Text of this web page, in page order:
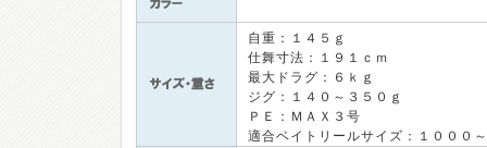
自重：１４５ｇ
仕舞寸法：１９１ｃｍ
最大ドラグ：６ｋｇ
ジグ：１４０～３５０ｇ
ＰＥ：ＭＡＸ３号
適合ベイトリールサイズ：１０００